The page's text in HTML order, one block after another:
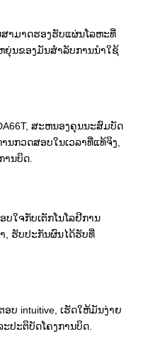
າມາດຮອງຮັບແຜ່ນໂລຫະທີ່
ນຂອງມັນສໍາລັບການນໍາໃຊ້
ສະຫນອງຄຸນນະສົມບັດ
ກວດສອບໃນເວລາທີ່ແທ້ຈິງ,
ນບິດ.
ໃຈກັບເຕັກໂນໂລຢີການ
, ຮັບປະກັນຜົນໄດ້ຮັບທີ່
ບ intuitive, ເຮັດໃຫ້ມັນງ່າຍ
ປະຕິບັດໂຄງການບິດ.